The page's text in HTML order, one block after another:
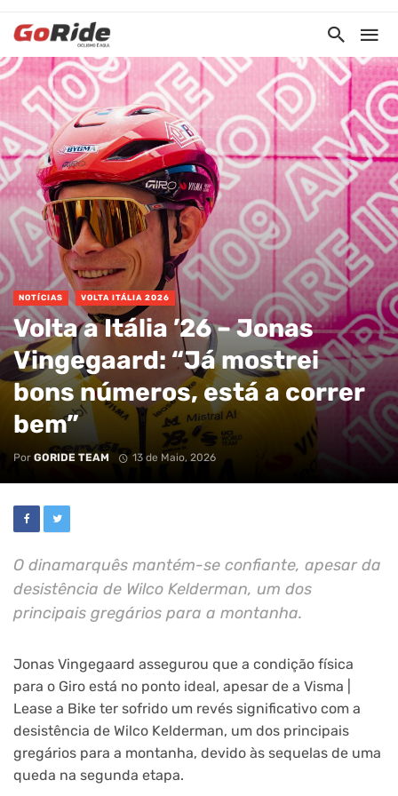
NOTÍCIAS VOLTA ITÁLIA 2026
Volta a Itália ’26 – Jonas
Vingegaard: “Já mostrei
bons números, está a correr
bem”
Por GORIDE TEAM 13 de Maio, 2026
O dinamarquês mantém-se confiante, apesar da
desistência de Wilco Kelderman, um dos
principais gregários para a montanha.
Jonas Vingegaard assegurou que a condição física
para o Giro está no ponto ideal, apesar de a Visma |
Lease a Bike ter sofrido um revés significativo com a
desistência de Wilco Kelderman, um dos principais
gregários para a montanha, devido às sequelas de uma
queda na segunda etapa.